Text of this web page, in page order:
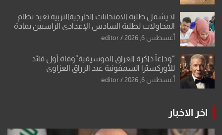
لا يشمل طلبة الامتحانات الخارجيةالتربية تعيد نظام
المحاولات لطلبة السادس الإعدادي الراسبين بمادة
أو مادتين
أغسطس 6, 2026 editor
“وداعاً ذاكرة العراق الموسيقية”وفاة أول قائد
للأوركسترا السمفونية عبد الرزاق العزاوي
أغسطس 6, 2026 editor
اخر الاخبار